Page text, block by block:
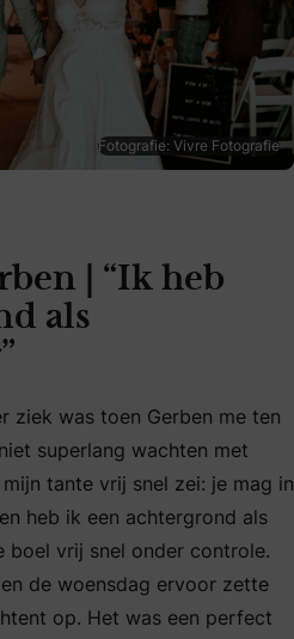
Fotografie: Vivre Fotografie
| “Ik heb
als
ziek was toen Gerben me ten
superlang wachten met
tante vrij snel zei: je mag in
heb ik een achtergrond als
boel vrij snel onder controle.
de woensdag ervoor zette
op. Het was een perfect